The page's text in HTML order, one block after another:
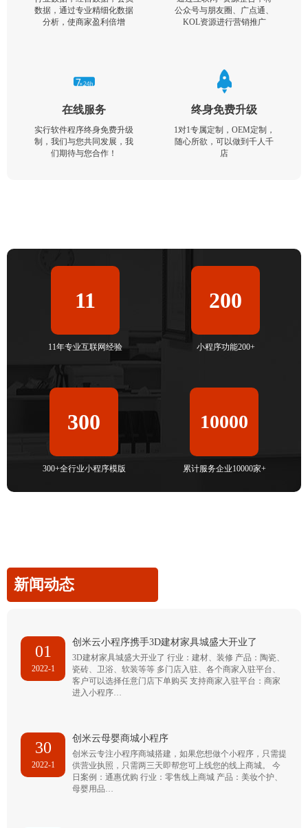
数据，通过专业精细化数据
分析，使商家盈利倍增
公众号与朋友圈、广点通、
KOL资源进行营销推广
在线服务
实行软件程序终身免费升级
制，我们与您共同发展，我
们期待与您合作！
终身免费升级
1对1专属定制，OEM定制，
随心所欲，可以做到千人千
店
11
11年专业互联网经验
200
小程序功能200+
300
300+全行业小程序模版
10000
累计服务企业10000家+
新闻动态
01
2022-1
创米云小程序携手3D建材家具城盛大开业了
3D建材家具城盛大开业了 行业：建材、装修 产品：陶瓷、
瓷砖、卫浴、软装等等 多门店入驻、各个商家入驻平台、
客户可以选择任意门店下单购买 支持商家入驻平台：商家
进入小程序…
30
2022-1
创米云母婴商城小程序
创米云专注小程序商城搭建，如果您想做个小程序，只需提
供营业执照，只需两三天即帮您可上线您的线上商城。 今
日案例：通惠优购 行业：零售线上商城 产品：美妆个护、
母婴用品…